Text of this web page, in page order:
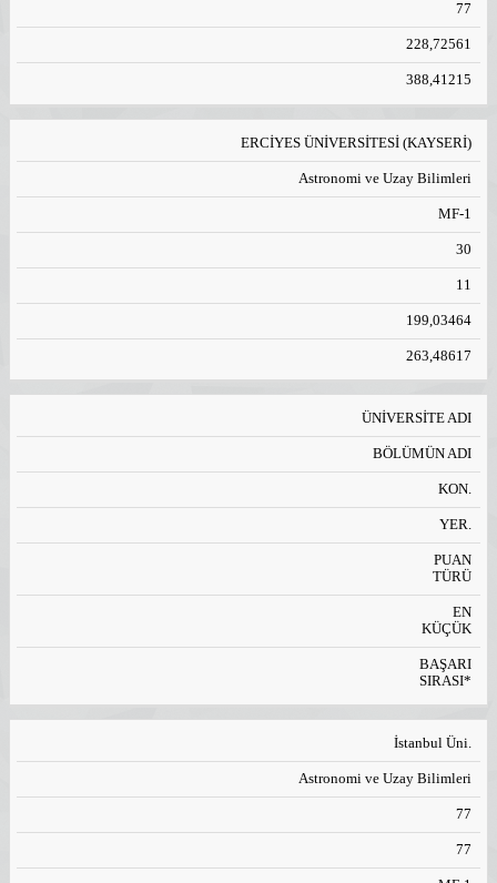
77
228,72561
388,41215
ERCİYES ÜNİVERSİTESİ (KAYSERİ)
Astronomi ve Uzay Bilimleri
MF-1
30
11
199,03464
263,48617
ÜNİVERSİTE ADI
BÖLÜMÜN ADI
KON.
YER.
PUAN
TÜRÜ
EN
KÜÇÜK
BAŞARI
SIRASI*
İstanbul Üni.
Astronomi ve Uzay Bilimleri
77
77